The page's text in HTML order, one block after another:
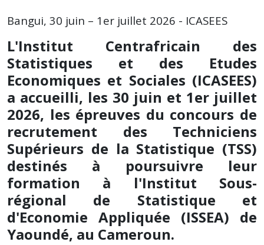
Bangui, 30 juin – 1er juillet 2026 - ICASEES
L'Institut Centrafricain des
Statistiques et des Etudes
Economiques et Sociales (ICASEES)
a accueilli, les 30 juin et 1er juillet
2026, les épreuves du concours de
recrutement des Techniciens
Supérieurs de la Statistique (TSS)
destinés à poursuivre leur
formation à l'Institut Sous-
régional de Statistique et
d'Economie Appliquée (ISSEA) de
Yaoundé, au Cameroun.